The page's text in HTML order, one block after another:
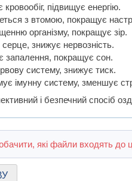
підвищує енергію.
з втомою, покращує
організму, покращує зір.
серце, знижує нервозність.
запалення, покращує сон.
систему, знижує тиск.
імунну систему, зменшує
і безпечний спосіб
які файли входять до